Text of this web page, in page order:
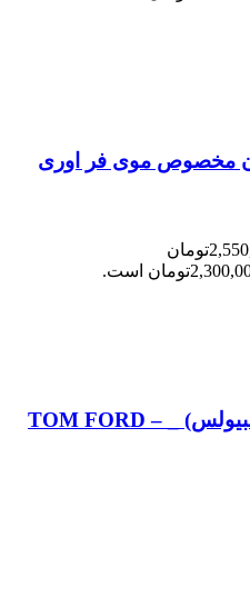
مخصوص موی فر اوری
قیمت اصلی 2,550,000تومان
عطر فاکینگ (فابولوس) _ (فبیولس) _ TOM FORD –